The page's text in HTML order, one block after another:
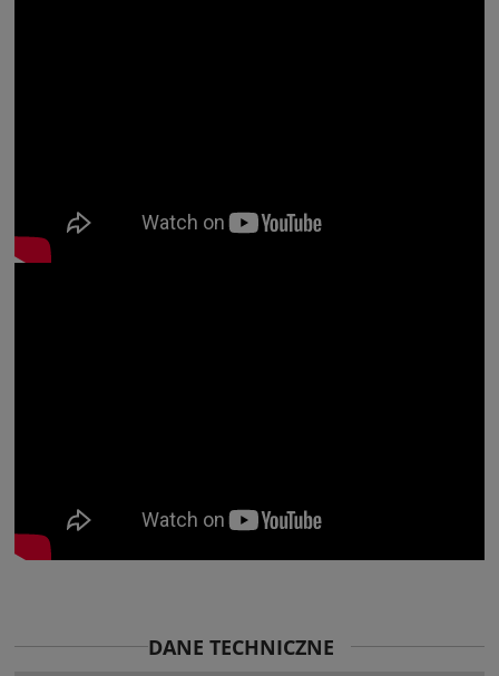
DANE TECHNICZNE